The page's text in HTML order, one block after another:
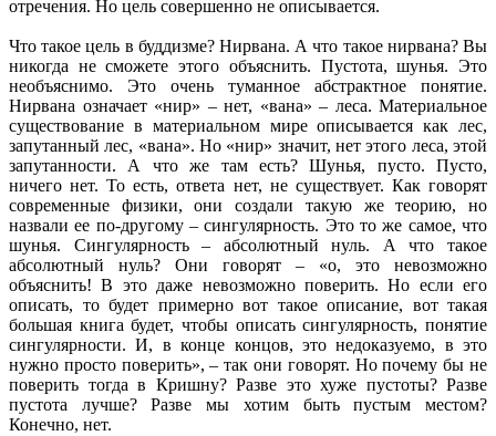
отречения. Но цель совершенно не описывается.
Что такое цель в буддизме? Нирвана. А что такое нирвана? Вы
никогда не сможете этого объяснить. Пустота, шунья. Это
необъяснимо. Это очень туманное абстрактное понятие.
Нирвана означает «нир» – нет, «вана» – леса. Материальное
существование в материальном мире описывается как лес,
запутанный лес, «вана». Но «нир» значит, нет этого леса, этой
запутанности. А что же там есть? Шунья, пусто. Пусто,
ничего нет. То есть, ответа нет, не существует. Как говорят
современные физики, они создали такую же теорию, но
назвали ее по-другому – сингулярность. Это то же самое, что
шунья. Сингулярность – абсолютный нуль. А что такое
абсолютный нуль? Они говорят – «о, это невозможно
объяснить! В это даже невозможно поверить. Но если его
описать, то будет примерно вот такое описание, вот такая
большая книга будет, чтобы описать сингулярность, понятие
сингулярности. И, в конце концов, это недоказуемо, в это
нужно просто поверить», – так они говорят. Но почему бы не
поверить тогда в Кришну? Разве это хуже пустоты? Разве
пустота лучше? Разве мы хотим быть пустым местом?
Конечно, нет.